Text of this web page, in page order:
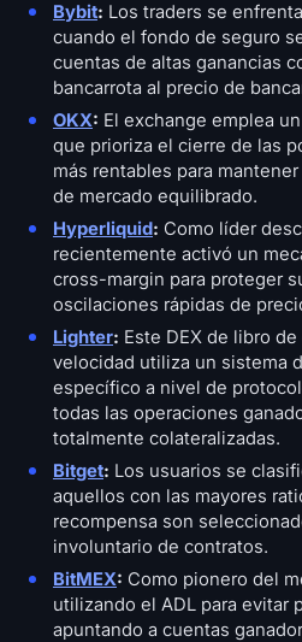
Bybit: Los traders se
cuando el fondo de seguro
cuentas de altas ganancias
bancarrota al precio de
OKX: El exchange emplea
que prioriza el cierre de las
más rentables para
de mercado equilibrado.
Hyperliquid: Como líder
recientemente activó un
cross-margin para proteger
oscilaciones rápidas de
Lighter: Este DEX de libro
velocidad utiliza un sistema
específico a nivel de
todas las operaciones
totalmente colateralizadas.
Bitget: Los usuarios se
aquellos con las mayores
recompensa son
involuntario de contratos.
BitMEX: Como pionero del
utilizando el ADL para evitar
apuntando a cuentas